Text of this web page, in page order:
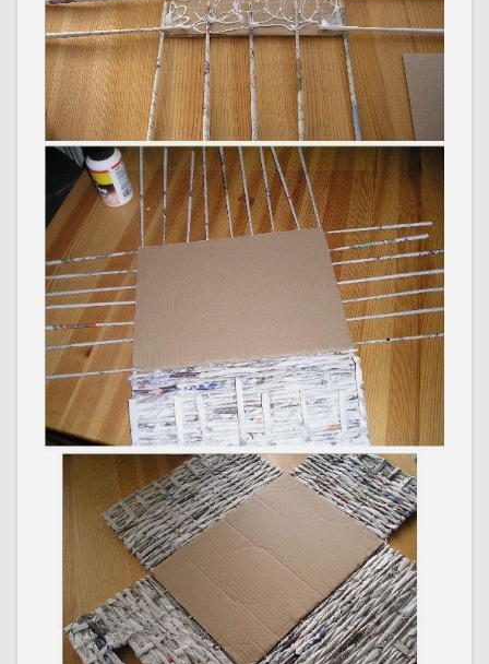
Ahora puedesganar dinero
afiliandote a DOODOA.net
Te pagamos por compartir las
manualidades que hay en la web
entre tus amigos
SI. QUIERO APUNTARME